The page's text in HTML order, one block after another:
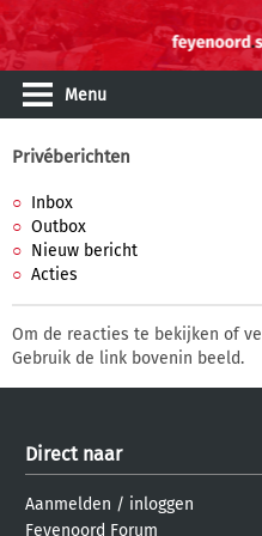
Menu
Privéberichten
Inbox
Outbox
Nieuw bericht
Acties
Om de reacties te bekijken of
Gebruik de link bovenin beeld.
Direct naar
Aanmelden / inloggen
Feyenoord Forum